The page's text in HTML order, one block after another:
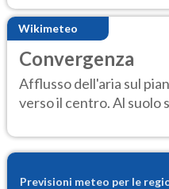
Wikimeteo
Convergenza
Afflusso dell'aria sul
verso il centro. Al suolo
Previsioni meteo per le